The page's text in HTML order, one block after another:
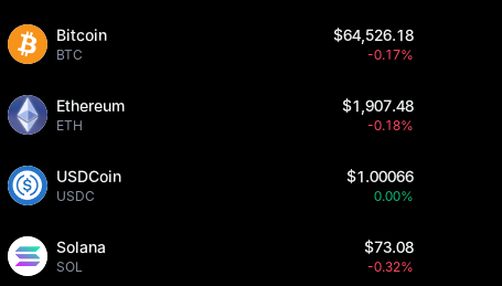
Bitcoin
BTC
$64,526.18
-0.17%
Ethereum
ETH
$1,907.48
-0.18%
USDCoin
USDC
$1.00066
0.00%
Solana
SOL
$73.08
-0.32%